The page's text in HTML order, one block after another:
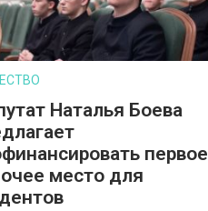
Наталья Боева
первое
место для